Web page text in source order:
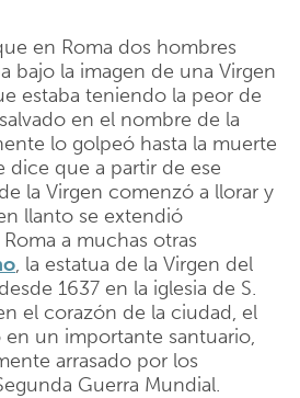
en Roma dos hombres
bajo la imagen de una Virgen
estaba teniendo la peor de
en el nombre de la
lo golpeó hasta la muerte
dice que a partir de ese
la Virgen comenzó a llorar y
llanto se extendió
a muchas otras
, la estatua de la Virgen del
1637 en la iglesia de S.
el corazón de la ciudad, el
un importante santuario,
arrasado por los
Guerra Mundial.